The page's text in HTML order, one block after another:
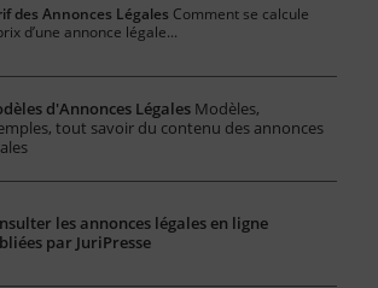
des Annonces Légales Comment se calcule
d’une annonce légale...
d'Annonces Légales Modèles,
tout savoir du contenu des annonces
les annonces légales en ligne
par JuriPresse